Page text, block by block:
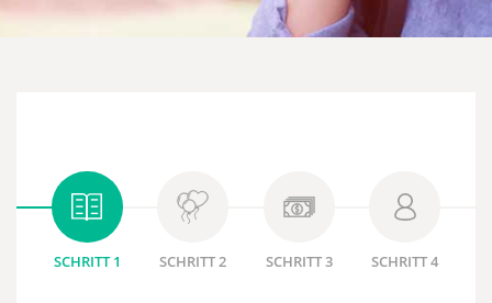
SCHRITT 1 SCHRITT 2 SCHRITT 3 SCHRITT 4